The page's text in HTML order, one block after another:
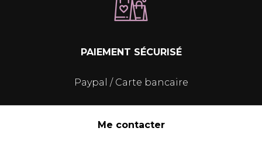
PAIEMENT SÉCURISÉ
Paypal / Carte bancaire
Me contacter